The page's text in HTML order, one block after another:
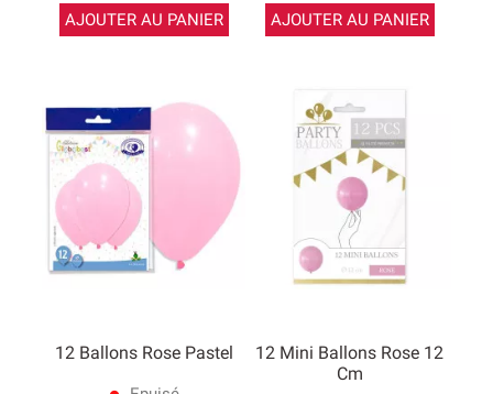
AJOUTER AU PANIER AJOUTER AU PANIER
12 Ballons Rose Pastel
12 Mini Ballons Rose 12
Cm